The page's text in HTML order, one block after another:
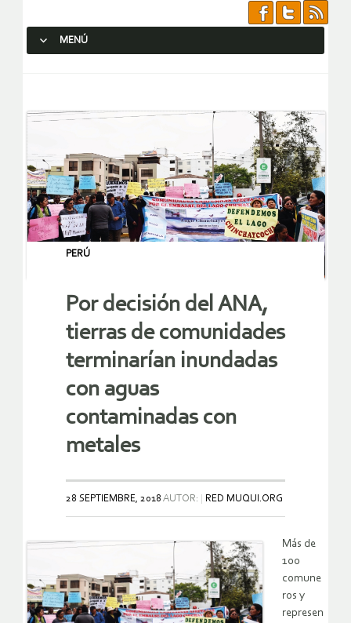
MENÚ
PERÚ
Por decisión del ANA,
tierras de comunidades
terminarían inundadas
con aguas
contaminadas con
metales
28 SEPTIEMBRE, 2018 AUTOR: RED MUQUI.ORG
Más de
100
comune
ros y
represen